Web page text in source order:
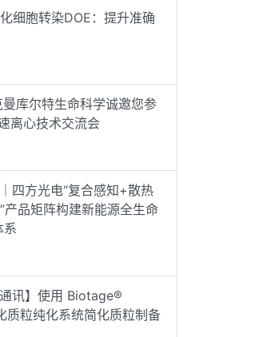
细胞转染DOE：提升准确
库尔特生命科学诚邀您参
离心技术交流会
四方光电“复合感知+散热
产品矩阵构建新能源全生命
系
讯】使用 Biotage®
质粒纯化系统简化质粒制备